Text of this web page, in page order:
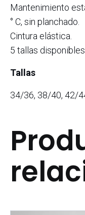
Mantenimiento
° C, sin planchado.
Cintura elástica.
5 tallas
Tallas
34/36, 38/40, 42/